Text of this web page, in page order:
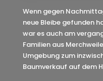
Wenn gegen
neue Bleibe gefunden
war es auch am
Familien aus
Umgebung zum
Baumverkauf auf dem